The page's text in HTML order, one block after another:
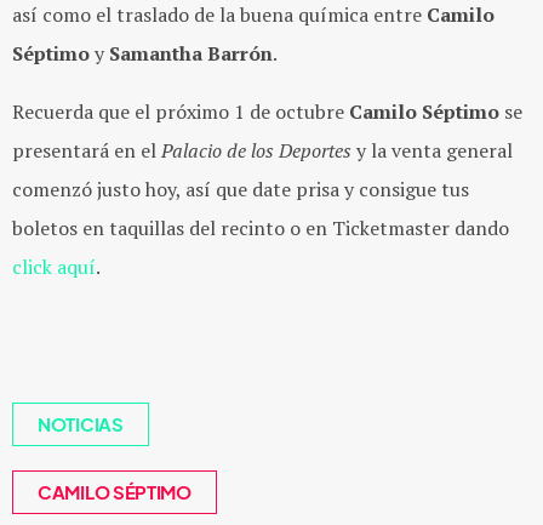
así como el traslado de la buena química entre Camilo
Séptimoy Samantha Barrón.
Recuerda que el próximo 1 de octubre Camilo Séptimo se
presentará en elPalacio de los Deportes y la venta general
comenzó justo hoy, así que date prisa y consigue tus
boletos en taquillas del recinto o en Ticketmaster dando
click aquí.
NOTICIAS
CAMILO SÉPTIMO